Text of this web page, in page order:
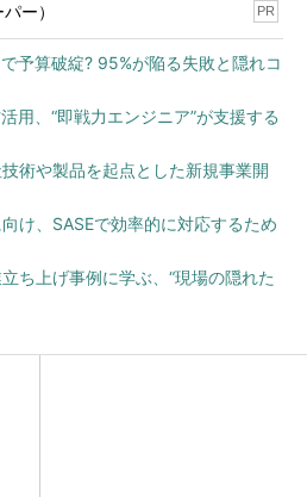
ー） PR
予算破綻? 95%が陥る失敗と隠れコ
用、“即戦力エンジニア”が支援する
術や製品を起点とした新規事業開
け、SASEで効率的に対応するため
ち上げ事例に学ぶ、“現場の隠れた